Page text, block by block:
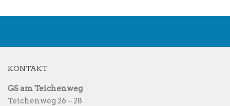
KONTAKT
GS am Teichenweg
Teichenweg 26 – 28